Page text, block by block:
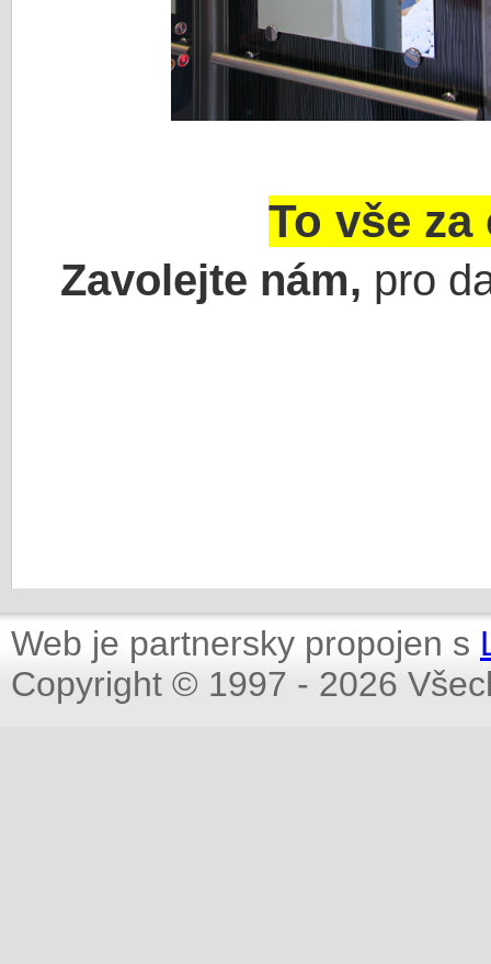
To vše za
Zavolejte nám, pro
Web je partnersky propojen s
Copyright © 1997 - 2026